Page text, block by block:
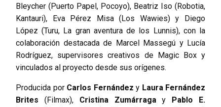
Bleycher (Puerto Papel, Pocoyo), Beatriz Iso (Robotia,
Kantauri), Eva Pérez Misa (Los Wawies) y Diego
López (Turu, La gran aventura de los Lunnis), con la
colaboración destacada de Marcel Massegú y Lucía
Rodríguez, supervisores creativos de Magic Box y
vinculados al proyecto desde sus orígenes.
Producida por Carlos Fernández y Laura Fernández
Brites (Filmax), Cristina Zumárragay Pablo E.